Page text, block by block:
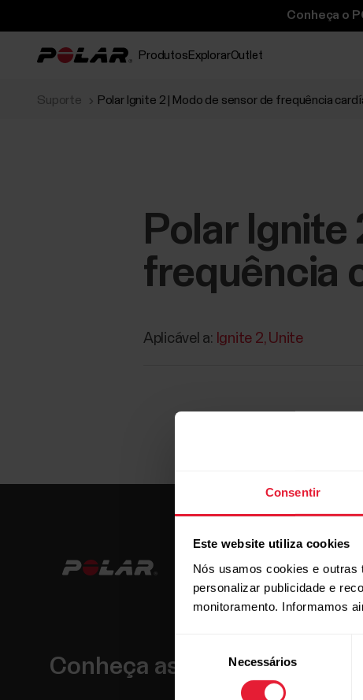
Consentir
Este website utiliza cookies
Nós usamos cookies e
personalizar publicidade e
monitoramento. Informamos
de
consentimento
Necessários
Conheça o
Produtos ExplorarOutlet
Suporte Polar Ignite 2 | Modo de sensor de frequência
Polar Ignite
frequência
Aplicável a: Ignite 2 Unite
Conheça as novidades.